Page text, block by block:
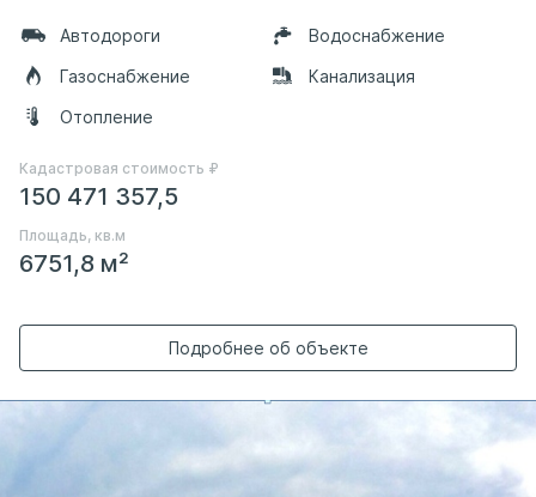
Автодороги
Водоснабжение
Газоснабжение
Канализация
Отопление
Кадастровая стоимость ₽
150 471 357,5
Площадь, кв.м
6751,8 м²
Подробнее об объекте